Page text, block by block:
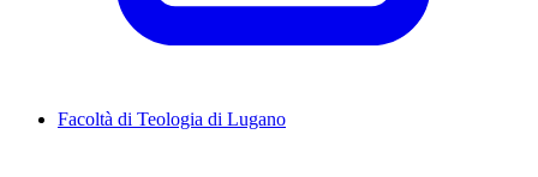
Facoltà di Teologia di Lugano